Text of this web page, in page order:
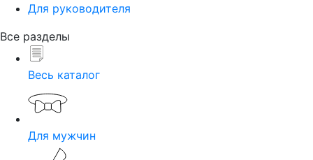
Для руководителя
Все разделы
Весь каталог
Для мужчин